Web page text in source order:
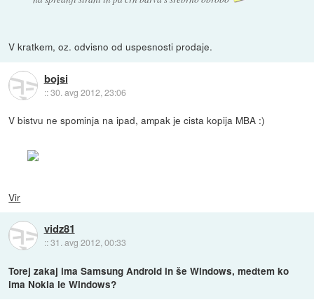
V kratkem, oz. odvisno od uspesnosti prodaje.
bojsi
::30. avg 2012, 23:06
V bistvu ne spominja na ipad, ampak je cista kopija MBA :)
Vir
vidz81
::31. avg 2012, 00:33
Torej zakaj ima Samsung Android in še Windows, medtem ko
ima Nokia le Windows?